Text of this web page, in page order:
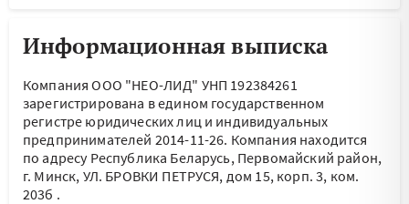
Информационная выписка
Компания ООО "НЕО-ЛИД" УНП 192384261
зарегистрирована в едином государственном
регистре юридических лиц и индивидуальных
предпринимателей 2014-11-26. Компания находится
по адресу Республика Беларусь, Первомайский район,
г. Минск, УЛ. БРОВКИ ПЕТРУСЯ, дом 15, корп. 3, ком.
203б .